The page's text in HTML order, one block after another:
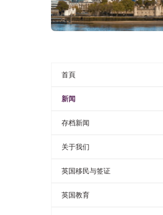
首頁
新闻
存档新闻
关于我们
英国移民与签证
英国教育